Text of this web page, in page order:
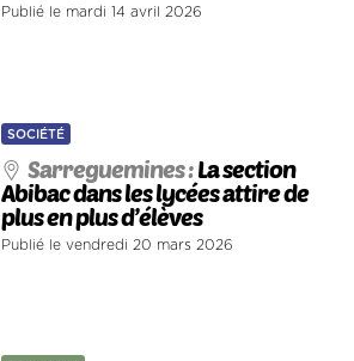
Publié le mardi 14 avril 2026
SOCIÉTÉ
Sarreguemines :La section
Abibac dans les lycées attire de
plus en plus d’élèves
Publié le vendredi 20 mars 2026